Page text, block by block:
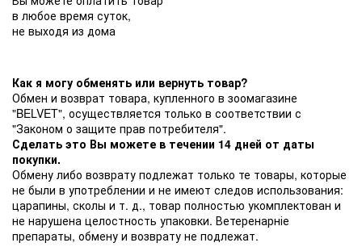
в любое время суток,
не выходя из дома
Как я могу обменять или вернуть товар?
Обмен и возврат товара, купленного в зоомагазине
"BELVET", осуществляется только в соответствии с
"Законом о защите прав потребителя".
Сделать это Вы можете в течении 14 дней от даты
покупки.
Обмену либо возврату подлежат только те товары, которые
не были в употреблении и не имеют следов использования:
царапины, сколы и т. д., товар полностью укомплектован и
не нарушена целостность упаковки. Ветеренарніе
препараты, обмену и возврату не подлежат.